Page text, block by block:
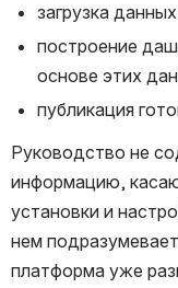
загрузка
построение
основе этих
публикация
Руководство не
информацию,
установки и
нем
платформа уже